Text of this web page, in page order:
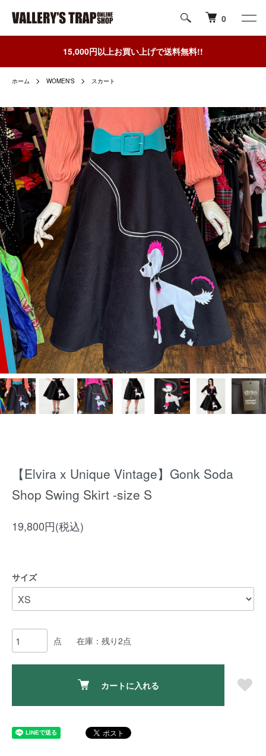
0
15,000円以上お買い上げで送料無料!!
ホーム WOMEN'S スカート
【Elvira x Unique Vintage】Gonk Soda
Shop Swing Skirt -size S
19,800円(税込)
サイズ
点 在庫：残り2点
カートに入れる